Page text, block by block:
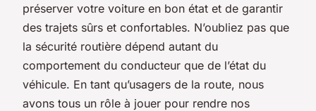
préserver votre voiture en bon état et de garantir
des trajets sûrs et confortables. N’oubliez pas que
la sécurité routière dépend autant du
comportement du conducteur que de l’état du
véhicule. En tant qu’usagers de la route, nous
avons tous un rôle à jouer pour rendre nos